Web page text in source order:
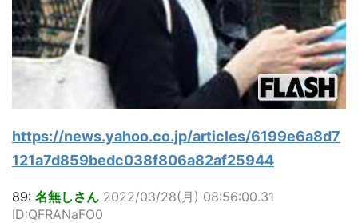
https://news.yahoo.co.jp/articles/6199e6a8d7
121a7d859bedc038f806a82af25944
89: 名無しさん 2022/03/28(月) 08:56:00.31
ID:QFRANaFO0